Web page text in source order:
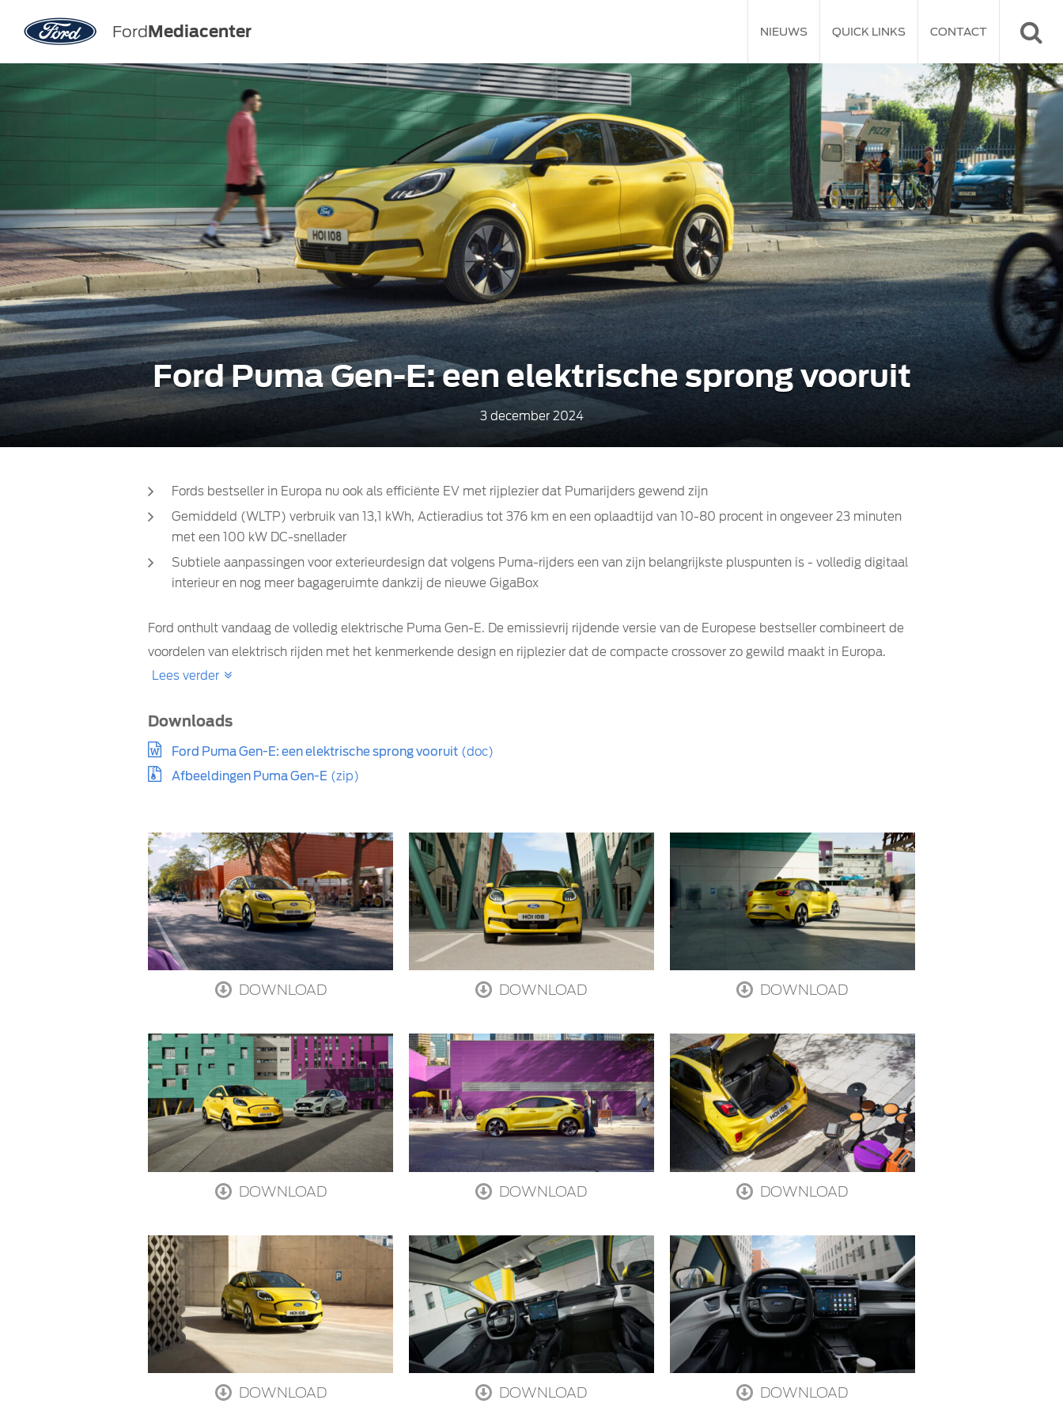
FordMediacenter NIEUWS QUICK LINKS CONTACT
Ford Puma Gen-E: een elektrische sprong vooruit
3 december 2024
Fords bestseller in Europa nu ook als efficiënte EV met rijplezier dat Pumarijders gewend zijn
Gemiddeld (WLTP) verbruik van 13,1 kWh, Actieradius tot 376 km en een oplaadtijd van 10-80 procent in ongeveer 23 minuten
met een 100 kW DC-snellader
Subtiele aanpassingen voor exterieurdesign dat volgens Puma-rijders een van zijn belangrijkste pluspunten is - volledig digitaal
interieur en nog meer bagageruimte dankzij de nieuwe GigaBox
Ford onthult vandaag de volledig elektrische Puma Gen-E. De emissievrij rijdende versie van de Europese bestseller combineert de
voordelen van elektrisch rijden met het kenmerkende design en rijplezier dat de compacte crossover zo gewild maakt in Europa.
Lees verder
Downloads
Ford Puma Gen-E: een elektrische sprong vooruit (doc)
Afbeeldingen Puma Gen-E (zip)
DOWNLOAD DOWNLOAD DOWNLOAD
DOWNLOAD DOWNLOAD DOWNLOAD
DOWNLOAD DOWNLOAD DOWNLOAD